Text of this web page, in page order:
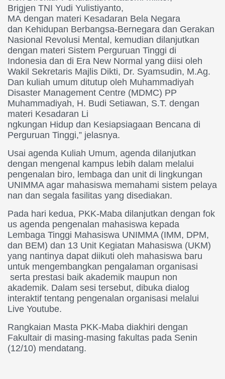
Brigjen TNI Yudi Yulistiyanto,
MA dengan materi Kesadaran Bela Negara
dan Kehidupan Berbangsa-Bernegara dan Gerakan
Nasional Revolusi Mental, kemudian dilanjutkan
dengan materi Sistem Perguruan Tinggi di
Indonesia dan di Era New Normal yang diisi o leh
Wakil Sekretaris Majlis Dikti, Dr. Syamsudin, M.Ag.
Dan kuliah umum ditutup oleh Muhammadiyah
Disaster Management Centre (MDMC) PP
Muhammadiyah, H. Budi Setiawan, S.T. dengan
materi Kesadaran Li
ngkungan Hidup dan Kesiapsiagaan Bencana di
Perguruan Tinggi,” jelasnya.
Usai agenda Kuliah Umum, agenda dilanjutkan
dengan mengenal kampus lebih dalam melalui
pengenalan biro, lembaga dan unit di lingkungan
UNIMMA agar mahasiswa memahami sistem pelaya
nan dan segala fasilitas yang disediakan.
Pada hari kedua, PKK-Maba dilanjutkan dengan fok
us agenda pengenalan mahasiswa kepada
Lembaga Tinggi Mahasiswa UNIMMA (IMM, DPM,
dan BEM) dan 13 Unit Kegiatan Mahasiswa (UKM)
yang nantinya dapat diikuti oleh mahasiswa baru
untuk mengembangkan pengalaman organisasi
serta prestasi baik akademik maupun non
akademik. Dalam sesi tersebut, dibuka dialog
interaktif tentang pengenalan organisasi melalui
Live Youtube.
Rangkaian Masta PKK-Maba diakhiri dengan
Fakultair di masing-masing fakultas pada Senin
(12/10) mendatang.